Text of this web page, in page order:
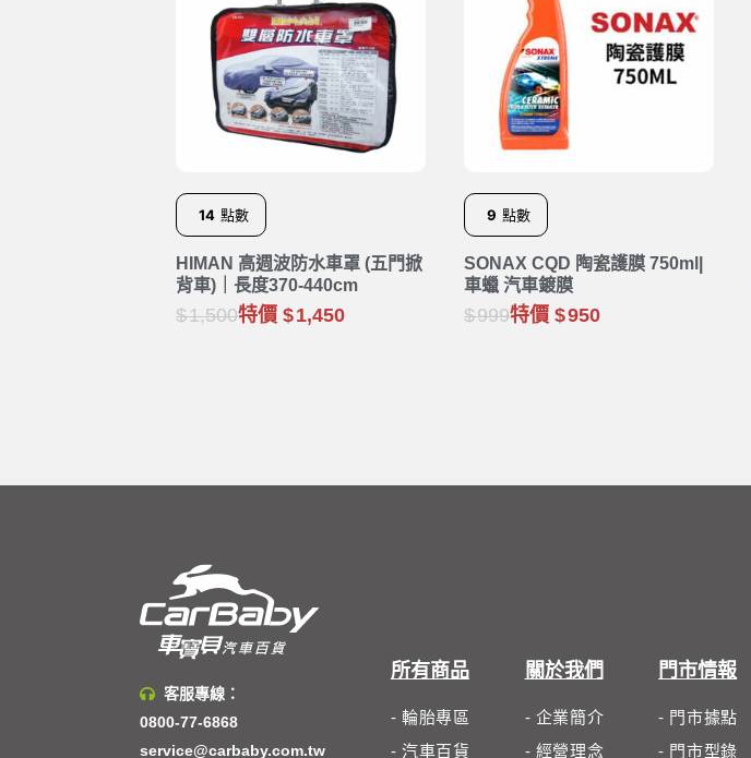
14 點數
HIMAN 高週波防水車罩 (五門掀
背車)｜長度370-440cm
1,500特價 1,450
9 點數
SONAX CQD 陶瓷護膜 750ml|
車蠟 汽車鍍膜
999特價 950
客服專線：
0800-77-6868
service@carbaby.com.tw
所有商品
- 輪胎專區
- 汽車百貨
關於我們
- 企業簡介
- 經營理念
門市情報
- 門市據點
- 門市型錄